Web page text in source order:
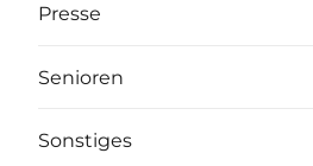
Presse
Senioren
Sonstiges